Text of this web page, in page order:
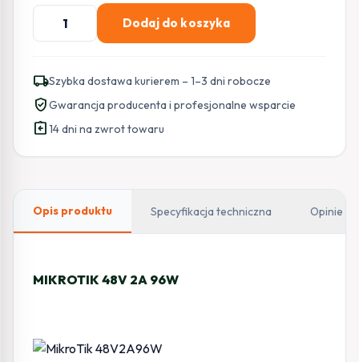
ilość
MIKROTIK
48V
2A
(48V2A96W)
Dodaj do koszyka
local_shippingSzybka dostawa kurierem – 1–3 dni robocze
verified_userGwarancja producenta i profesjonalne wsparcie
assignment_return14 dni na zwrot towaru
Opis produktu Specyfikacja techniczna Opinie
MIKROTIK 48V 2A 96W